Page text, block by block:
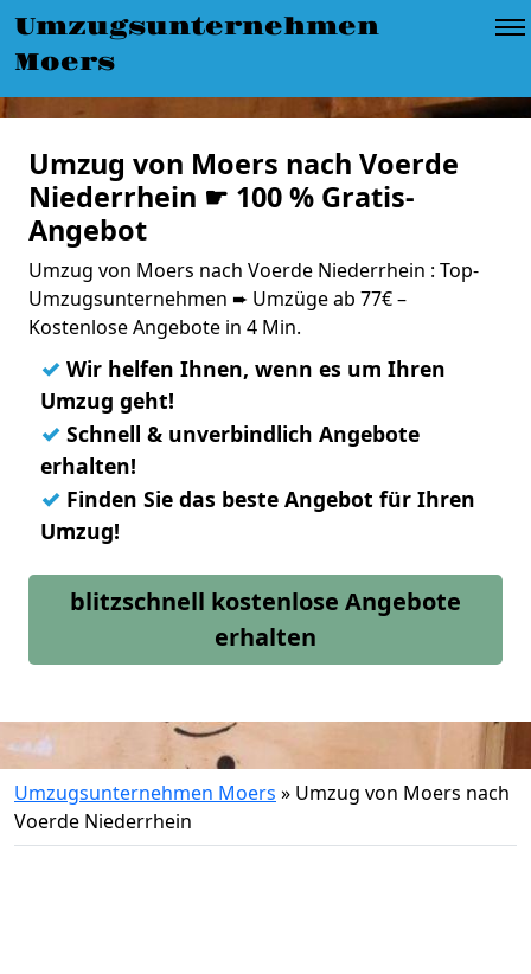
Umzugsunternehmen
Moers
Umzug von Moers nach Voerde
Niederrhein ☛ 100 % Gratis-
Angebot
Umzug von Moers nach Voerde Niederrhein : Top-
Umzugsunternehmen ➨ Umzüge ab 77€ –
Kostenlose Angebote in 4 Min.
✓ Wir helfen Ihnen, wenn es um Ihren
Umzug geht!
✓ Schnell & unverbindlich Angebote
erhalten!
✓ Finden Sie das beste Angebot für Ihren
Umzug!
blitzschnell kostenlose Angebote
erhalten
Umzugsunternehmen Moers » Umzug von Moers nach
Voerde Niederrhein